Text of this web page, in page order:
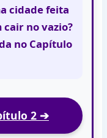
cidade feita
no vazio?
no Capítulo
2 ➔